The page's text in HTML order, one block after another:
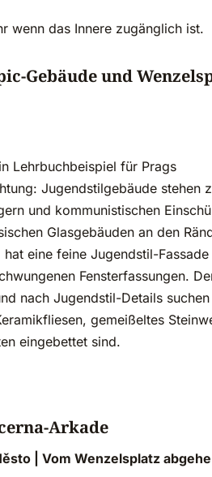
wenn das Innere zugänglich ist.
Gebäude und
Lehrbuchbeispiel für Prags
Jugendstilgebäude stehen
und kommunistischen
Glasgebäuden an den
eine feine Jugendstil-
Fensterfassungen.
nach Jugendstil-Details
gemeißeltes
eingebettet sind.
Arkade
| Vom Wenzelsplatz